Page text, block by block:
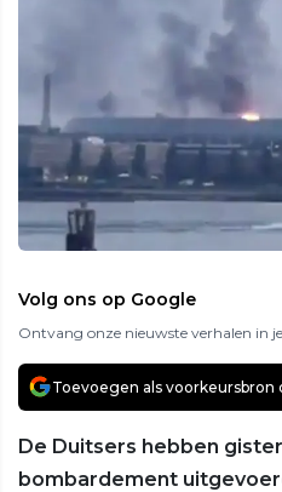
Volg ons op Google
Ontvang onze nieuwste verhalen in
Toevoegen als voorkeursbron
De Duitsers hebben
bombardement